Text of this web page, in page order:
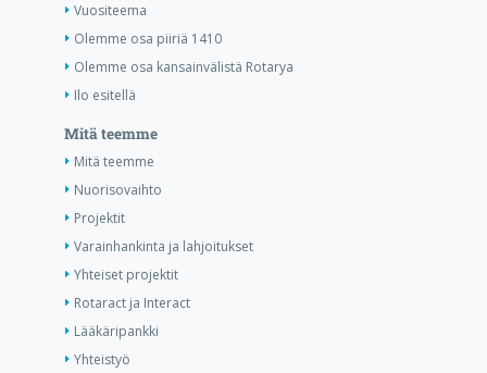
Vuositeema
Olemme osa piiriä 1410
Olemme osa kansainvälistä Rotarya
Ilo esitellä
Mitä teemme
Mitä teemme
Nuorisovaihto
Projektit
Varainhankinta ja lahjoitukset
Yhteiset projektit
Rotaract ja Interact
Lääkäripankki
Yhteistyö